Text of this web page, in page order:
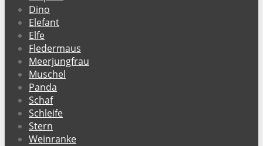
Dino
Elefant
Elfe
Fledermaus
Meerjungfrau
Muschel
Panda
Schaf
Schleife
Stern
Weinranke